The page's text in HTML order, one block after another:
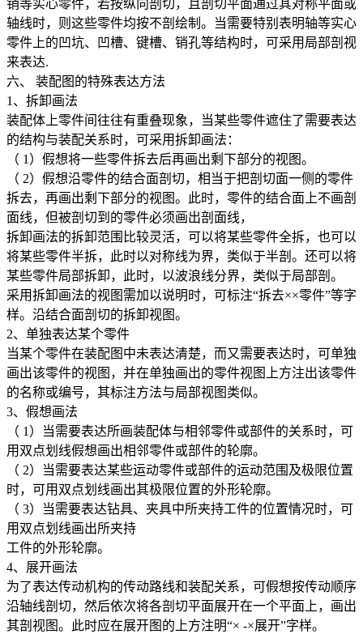
销等实心零件，若按纵向剖切，且剖切平面通过其对称平面或
轴线时，则这些零件均按不剖绘制。当需要特别表明轴等实心
零件上的凹坑、凹槽、键槽、销孔等结构时，可采用局部剖视
来表达.
六、 装配图的特殊表达方法
1、拆卸画法
装配体上零件间往往有重叠现象，当某些零件遮住了需要表达
的结构与装配关系时，可采用拆卸画法：
（ 1）假想将一些零件拆去后再画出剩下部分的视图。
（ 2）假想沿零件的结合面剖切，相当于把剖切面一侧的零件
拆去，再画出剩下部分的视图。此时，零件的结合面上不画剖
面线，但被剖切到的零件必须画出剖面线，
拆卸画法的拆卸范围比较灵活，可以将某些零件全拆，也可以
将某些零件半拆，此时以对称线为界，类似于半剖。还可以将
某些零件局部拆卸，此时，以波浪线分界，类似于局部剖。
采用拆卸画法的视图需加以说明时，可标注“拆去××零件”等字
样。沿结合面剖切的拆卸视图。
2、单独表达某个零件
当某个零件在装配图中未表达清楚，而又需要表达时，可单独
画出该零件的视图，并在单独画出的零件视图上方注出该零件
的名称或编号，其标注方法与局部视图类似。
3、假想画法
（ 1）当需要表达所画装配体与相邻零件或部件的关系时，可
用双点划线假想画出相邻零件或部件的轮廓。
（ 2）当需要表达某些运动零件或部件的运动范围及极限位置
时，可用双点划线画出其极限位置的外形轮廓。
（ 3）当需要表达钻具、夹具中所夹持工件的位置情况时，可
用双点划线画出所夹持
工件的外形轮廓。
4、展开画法
为了表达传动机构的传动路线和装配关系，可假想按传动顺序
沿轴线剖切，然后依次将各剖切平面展开在一个平面上，画出
其剖视图。此时应在展开图的上方注明“× -×展开”字样。